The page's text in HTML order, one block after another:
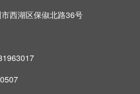
西湖区保俶北路36号